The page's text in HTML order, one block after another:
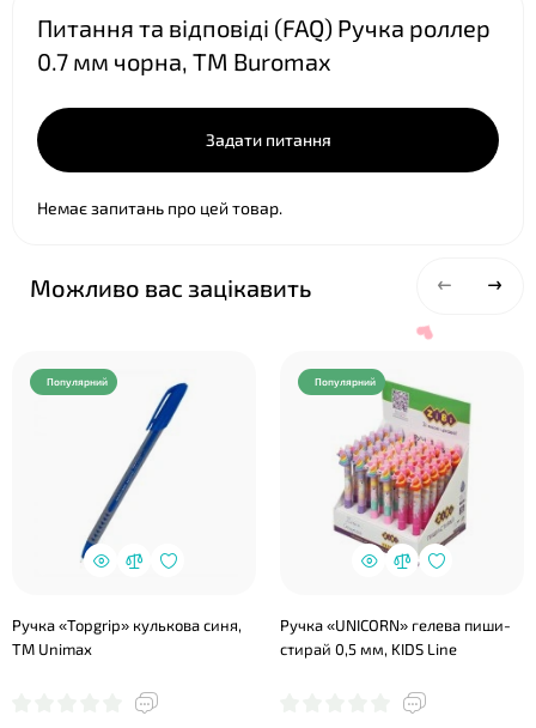
Питання та відповіді (FAQ) Ручка роллер
0.7 мм чорна, ТМ Buromax
Задати питання
Немає запитань про цей товар.
Можливо вас зацікавить
Популярний
Ручка «Topgrip» кулькова синя,
TM Unimax
Популярний
Ручка «UNICORN» гелева пиши-
стирай 0,5 мм, KIDS Line
❤